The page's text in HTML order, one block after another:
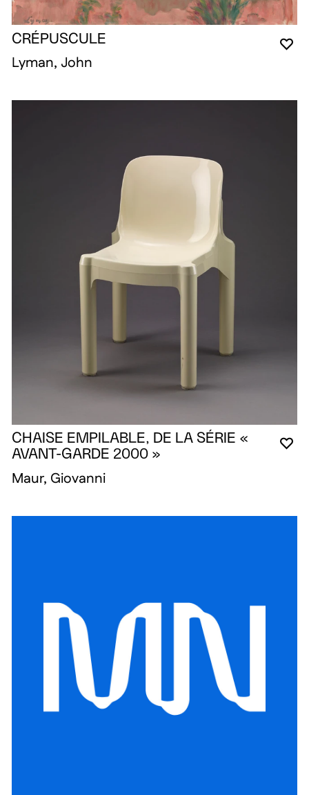
CRÉPUSCULE
Lyman, John
CHAISE EMPILABLE, DE LA SÉRIE «
AVANT-GARDE 2000 »
Maur, Giovanni